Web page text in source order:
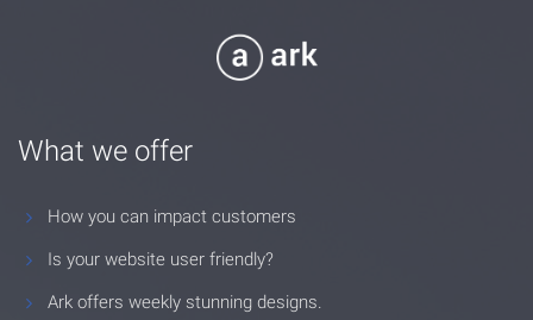
What we offer
How you can impact customers
Is your website user friendly?
Ark offers weekly stunning designs.